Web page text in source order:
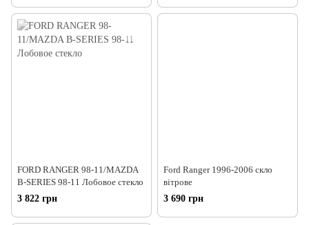
FORD RANGER 98-11/MAZDA
B-SERIES 98-11 Лобовое стекло
3 822 грн
Ford Ranger 1996-2006 скло
вітрове
3 690 грн